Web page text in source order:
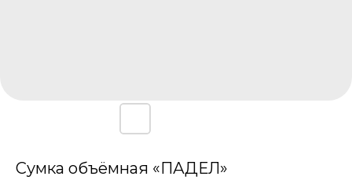
Сумка объёмная «ПАДЕЛ»